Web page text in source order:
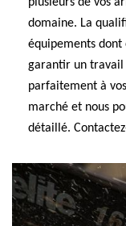
domaine. La
équipements dont
garantir un travail
parfaitement à
marché et nous
détaillé.